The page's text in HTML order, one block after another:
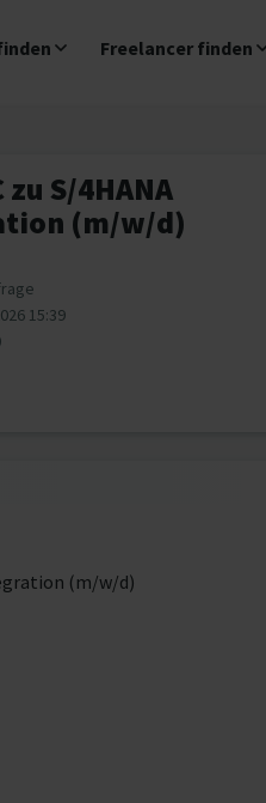
Freelancer finden
zu S/4HANA
(m/w/d)
15:39
(m/w/d)